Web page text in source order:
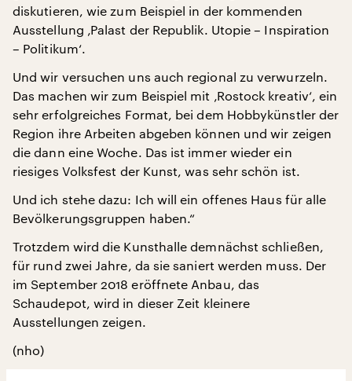
diskutieren, wie zum Beispiel in der kommenden
Ausstellung ‚Palast der Republik. Utopie – Inspiration
– Politikum‘.
Und wir versuchen uns auch regional zu verwurzeln.
Das machen wir zum Beispiel mit ‚Rostock kreativ‘, ein
sehr erfolgreiches Format, bei dem Hobbykünstler der
Region ihre Arbeiten abgeben können und wir zeigen
die dann eine Woche. Das ist immer wieder ein
riesiges Volksfest der Kunst, was sehr schön ist.
Und ich stehe dazu: Ich will ein offenes Haus für alle
Bevölkerungsgruppen haben.“
Trotzdem wird die Kunsthalle demnächst schließen,
für rund zwei Jahre, da sie saniert werden muss. Der
im September 2018 eröffnete Anbau, das
Schaudepot, wird in dieser Zeit kleinere
Ausstellungen zeigen.
(nho)